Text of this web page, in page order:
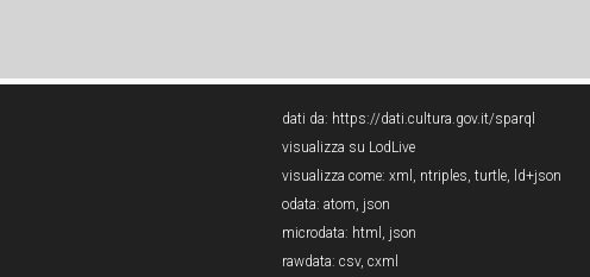
dati da: https://dati.cultura.gov.it/sparql
visualizza su LodLive
visualizza come: xml , ntriples, turtle, ld+json
odata: atom, json
microdata: html , json
rawdata: csv, cxml